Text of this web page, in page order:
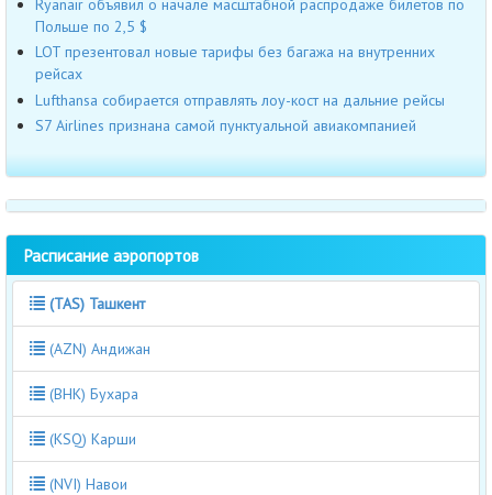
Ryanair объявил о начале масштабной распродаже билетов по
Польше по 2,5 $
LOT презентовал новые тарифы без багажа на внутренних
рейсах
Lufthansa собирается отправлять лоу-кост на дальние рейсы
S7 Airlines признана самой пунктуальной авиакомпанией
Расписание аэропортов
(TAS) Ташкент
(AZN) Андижан
(BHK) Бухара
(KSQ) Карши
(NVI) Навои